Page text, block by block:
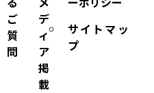
ご
質
問
デ
ィ
ア
掲
載
サイトマッ
プ